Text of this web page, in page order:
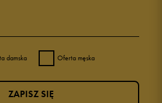
damska Oferta męska
ZAPISZ SIĘ